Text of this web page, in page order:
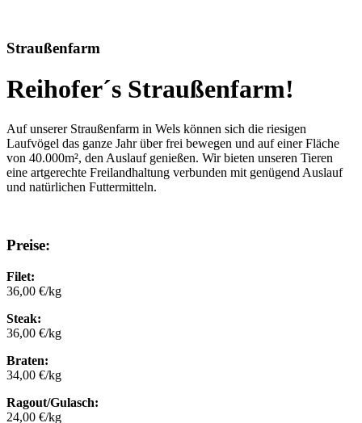
Straußenfarm
Reihofer´s Straußenfarm!
Auf unserer Straußenfarm in Wels können sich die riesigen
Laufvögel das ganze Jahr über frei bewegen und auf einer Fläche
von 40.000m², den Auslauf genießen. Wir bieten unseren Tieren
eine artgerechte Freilandhaltung verbunden mit genügend Auslauf
und natürlichen Futtermitteln.
Preise:
Filet:
36,00 €/kg
Steak:
36,00 €/kg
Braten:
34,00 €/kg
Ragout/Gulasch:
24,00 €/kg